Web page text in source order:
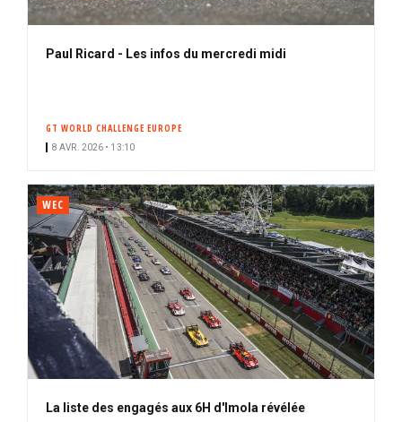
Paul Ricard - Les infos du mercredi midi
GT WORLD CHALLENGE EUROPE
8 AVR. 2026 • 13:10
WEC
La liste des engagés aux 6H d'Imola révélée